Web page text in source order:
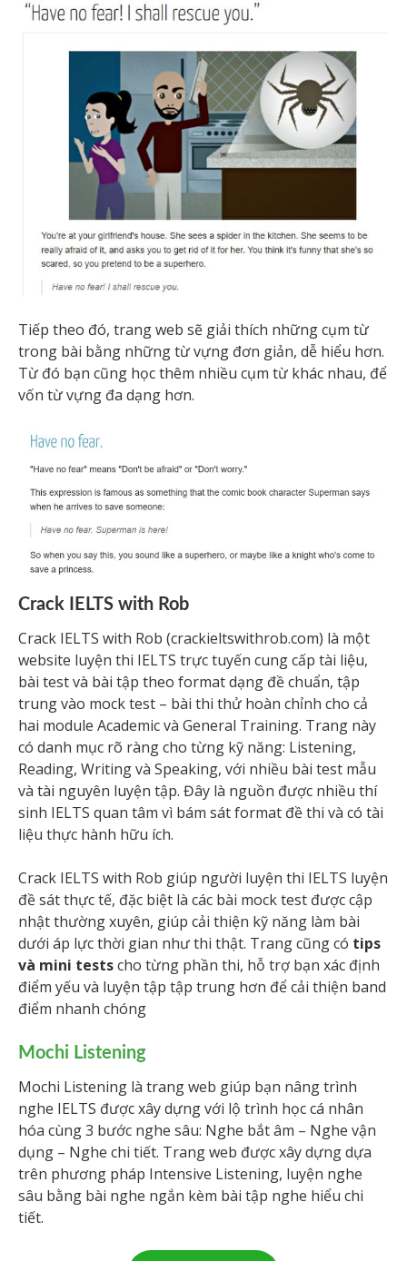
Tiếp theo đó, trang web sẽ giải thích những cụm từ
trong bài bằng những từ vựng đơn giản, dễ hiểu hơn.
Từ đó bạn cũng học thêm nhiều cụm từ khác nhau, để
vốn từ vựng đa dạng hơn.
Crack IELTS with Rob
Crack IELTS with Rob (crackieltswithrob.com) là một
website luyện thi IELTS trực tuyến cung cấp tài liệu,
bài test và bài tập theo format dạng đề chuẩn, tập
trung vào mock test – bài thi thử hoàn chỉnh cho cả
hai module Academic và General Training. Trang này
có danh mục rõ ràng cho từng kỹ năng: Listening,
Reading, Writing và Speaking, với nhiều bài test mẫu
và tài nguyên luyện tập. Đây là nguồn được nhiều thí
sinh IELTS quan tâm vì bám sát format đề thi và có tài
liệu thực hành hữu ích.
Crack IELTS with Rob giúp người luyện thi IELTS luyện
đề sát thực tế, đặc biệt là các bài mock test được cập
nhật thường xuyên, giúp cải thiện kỹ năng làm bài
dưới áp lực thời gian như thi thật. Trang cũng có tips
và mini testscho từng phần thi, hỗ trợ bạn xác định
điểm yếu và luyện tập tập trung hơn để cải thiện band
điểm nhanh chóng
Mochi Listening
Mochi Listening là trang web giúp bạn nâng trình
nghe IELTS được xây dựng với lộ trình học cá nhân
hóa cùng 3 bước nghe sâu: Nghe bắt âm – Nghe vận
dụng – Nghe chi tiết. Trang web được xây dựng dựa
trên phương pháp Intensive Listening, luyện nghe
sâu bằng bài nghe ngắn kèm bài tập nghe hiểu chi
tiết.